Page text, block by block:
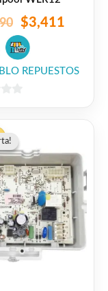
$3,411
REPUESTOS
original
era:
$7,280.
actual
es: